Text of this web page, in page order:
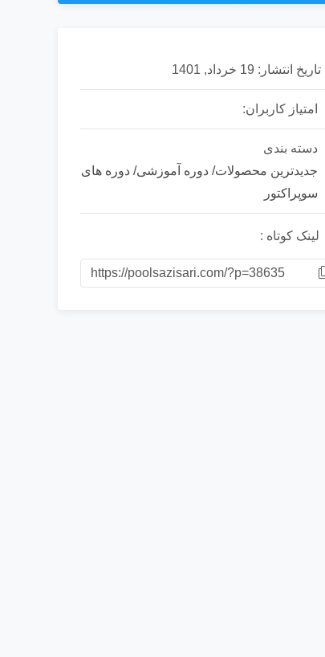
تاریخ انتشار: 19 خرداد, 1401
امتیاز کاربران:
دسته بندی
جدیدترین محصولات/ دوره آموزشی/ دوره های
سوپراکتور
لینک کوتاه :
https://poolsazisari.com/?p=38635